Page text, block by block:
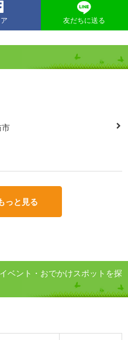
友だちに送る
っと見る
ベント・おでかけスポットを探